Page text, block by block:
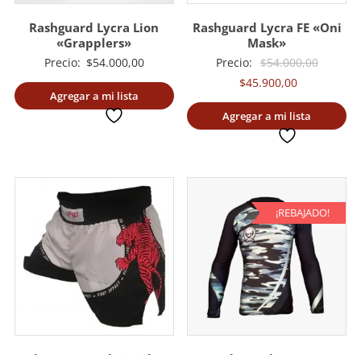
Rashguard Lycra Lion
«Grapplers»
Precio: $54.000,00
Agregar a mi lista
Rashguard Lycra FE «Oni
Mask»
Precio: $54.000,00El
original
$45.900,00El
precio
actual
Agregar a mi lista
¡REBAJADO!